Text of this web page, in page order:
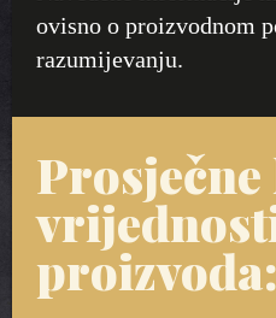
ovisno o proizvodnom
razumijevanju.
proizvoda: